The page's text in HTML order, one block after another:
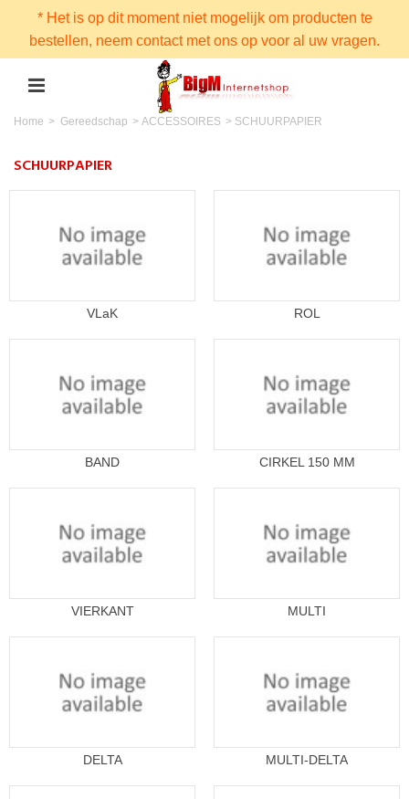
* Het is op dit moment niet mogelijk om producten te
bestellen, neem contact met ons op voor al uw vragen.
Home > Gereedschap > ACCESSOIRES > SCHUURPAPIER
SCHUURPAPIER
VLaK ROL
BAND CIRKEL 150 MM
VIERKANT MULTI
DELTA MULTI-DELTA